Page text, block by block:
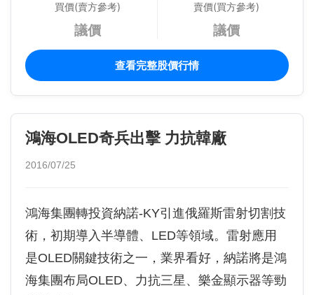
買價(賣方參考)
議價
賣價(買方參考)
議價
查看完整股價行情
鴻海OLED奇兵出擊 力抗韓廠
2016/07/25
鴻海集團轉投資納諾-KY引進俄羅斯雷射切割技
術，初期導入半導體、LED等領域。雷射應用
是OLED關鍵技術之一，業界看好，納諾將是鴻
海集團布局OLED、力抗三星、樂金顯示器等勁